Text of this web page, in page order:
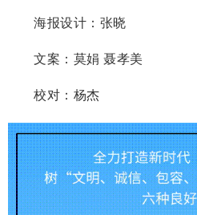
海报设计：张晓
文案：莫娟 聂孝美
校对：杨杰